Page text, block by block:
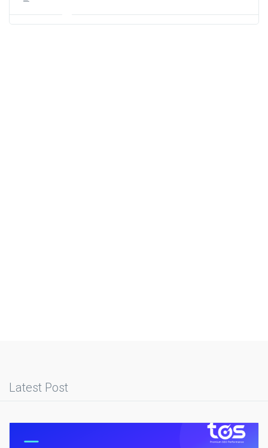
Latest Post